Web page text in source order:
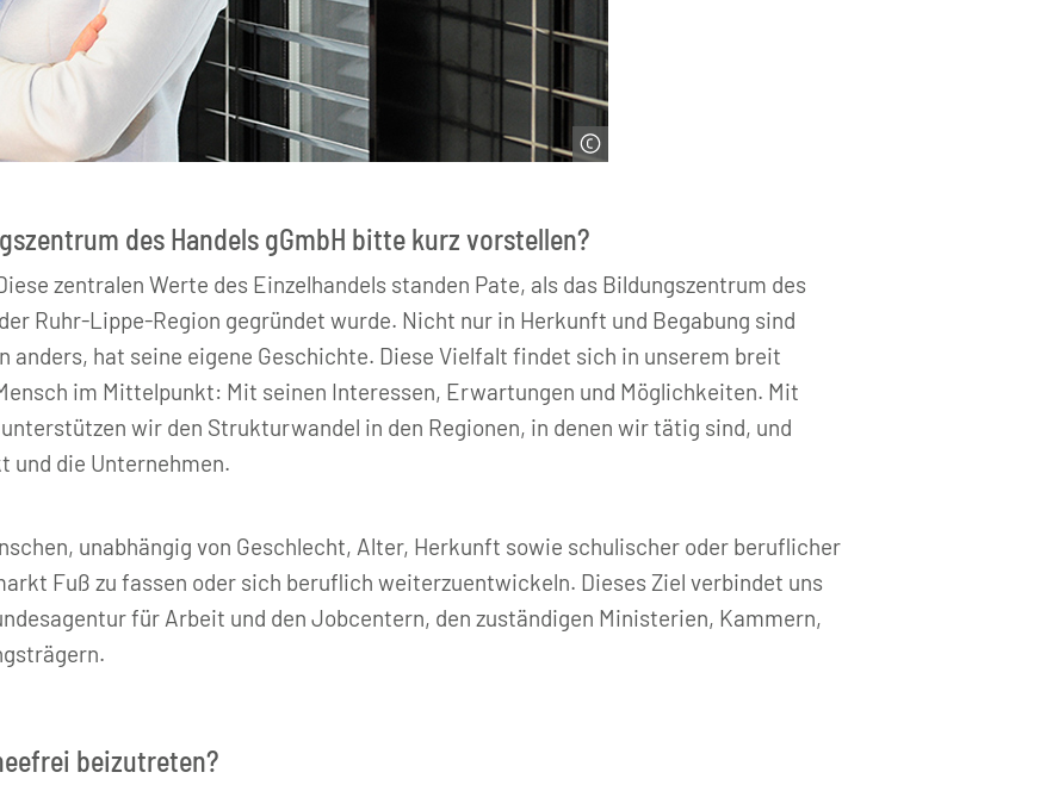
des Handels gGmbH bitte kurz vorstellen?
zentralen Werte des Einzelhandels standen Pate, als das Bildungszentrum des
Ruhr-Lippe-Region gegründet wurde. Nicht nur in Herkunft und Begabung sind
anders, hat seine eigene Geschichte. Diese Vielfalt findet sich in unserem breit
im Mittelpunkt: Mit seinen Interessen, Erwartungen und Möglichkeiten. Mit
wir den Strukturwandel in den Regionen, in denen wir tätig sind, und
und die Unternehmen.
unabhängig von Geschlecht, Alter, Herkunft sowie schulischer oder beruflicher
Fuß zu fassen oder sich beruflich weiterzuentwickeln. Dieses Ziel verbindet uns
für Arbeit und den Jobcentern, den zuständigen Ministerien, Kammern,
beizutreten?